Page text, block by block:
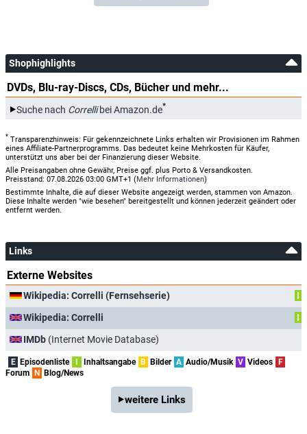
Shophighlights
DVDs, Blu-ray-Discs, CDs, Bücher und mehr...
Suche nach Correllibei Amazon.de*
* Transparenzhinweis: Für gekennzeichnete Links erhalten wir Provisionen im Rahmen
eines Affiliate-Partnerprogramms. Das bedeutet keine Mehrkosten für Käufer,
unterstützt uns aber bei der Finanzierung dieser Website.
Alle Preisangaben ohne Gewähr, Preise ggf. plus Porto & Versandkosten.
Preisstand: 07.08.2026 03:00 GMT+1 (Mehr Informationen)
Bestimmte Inhalte, die auf dieser Website angezeigt werden, stammen von Amazon.
Diese Inhalte werden "wie besehen" bereitgestellt und können jederzeit geändert oder
entfernt werden.
Links
Externe Websites
Wikipedia: Correlli (Fernsehserie)
I
Wikipedia: Correlli
I
IMDb (Internet Movie Database)
E Episodenliste I Inhaltsangabe B Bilder A Audio/Musik V Videos F
Forum N Blog/News
weitere Links